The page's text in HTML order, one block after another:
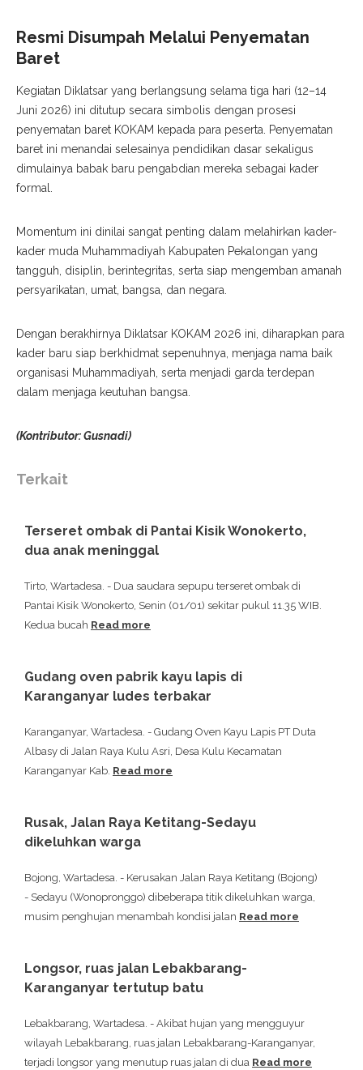
Resmi Disumpah Melalui Penyematan
Baret
Kegiatan Diklatsar yang berlangsung selama tiga hari (12–14
Juni 2026) ini ditutup secara simbolis dengan prosesi
penyematan baret KOKAM kepada para peserta. Penyematan
baret ini menandai selesainya pendidikan dasar sekaligus
dimulainya babak baru pengabdian mereka sebagai kader
formal.
Momentum ini dinilai sangat penting dalam melahirkan kader-
kader muda Muhammadiyah Kabupaten Pekalongan yang
tangguh, disiplin, berintegritas, serta siap mengemban amanah
persyarikatan, umat, bangsa, dan negara.
Dengan berakhirnya Diklatsar KOKAM 2026 ini, diharapkan para
kader baru siap berkhidmat sepenuhnya, menjaga nama baik
organisasi Muhammadiyah, serta menjadi garda terdepan
dalam menjaga keutuhan bangsa.
(Kontributor: Gusnadi)
Terkait
Terseret ombak di Pantai Kisik Wonokerto,
dua anak meninggal
Tirto, Wartadesa. - Dua saudara sepupu terseret ombak di
Pantai Kisik Wonokerto, Senin (01/01) sekitar pukul 11.35 WIB.
Kedua bucah Read more
Gudang oven pabrik kayu lapis di
Karanganyar ludes terbakar
Karanganyar, Wartadesa. - Gudang Oven Kayu Lapis PT Duta
Albasy di Jalan Raya Kulu Asri, Desa Kulu Kecamatan
Karanganyar Kab. Read more
Rusak, Jalan Raya Ketitang-Sedayu
dikeluhkan warga
Bojong, Wartadesa. - Kerusakan Jalan Raya Ketitang (Bojong)
- Sedayu (Wonopronggo) dibeberapa titik dikeluhkan warga,
musim penghujan menambah kondisi jalan Read more
Longsor, ruas jalan Lebakbarang-
Karanganyar tertutup batu
Lebakbarang, Wartadesa. - Akibat hujan yang mengguyur
wilayah Lebakbarang, ruas jalan Lebakbarang-Karanganyar,
terjadi longsor yang menutup ruas jalan di dua Read more